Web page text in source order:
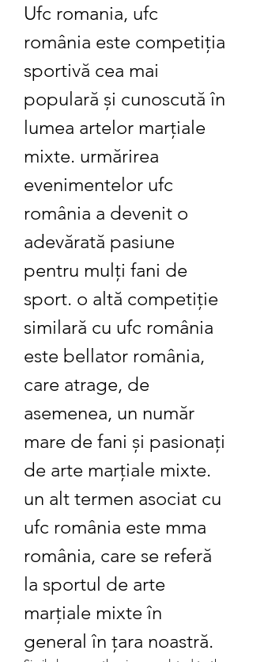
Ufc romania, ufc
românia este competiția
sportivă cea mai
populară și cunoscută în
lumea artelor marțiale
mixte. urmărirea
evenimentelor ufc
românia a devenit o
adevărată pasiune
pentru mulți fani de
sport. o altă competiție
similară cu ufc românia
este bellator românia,
care atrage, de
asemenea, un număr
mare de fani și pasionați
de arte marțiale mixte.
un alt termen asociat cu
ufc românia este mma
românia, care se referă
la sportul de arte
marțiale mixte în
general în țara noastră.